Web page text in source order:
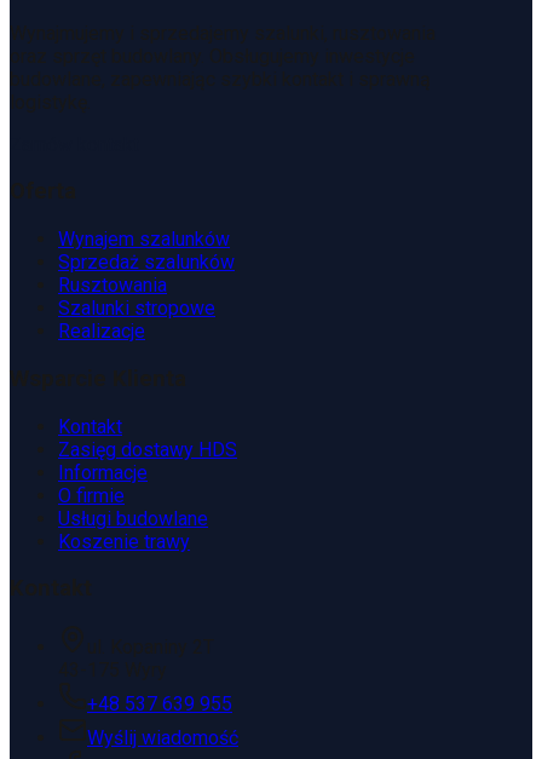
Wynajem szalunków
Sprzedaż szalunków
Rusztowania
Szalunki stropowe
Realizacje
Kontakt
Zasięg dostawy HDS
Informacje
O firmie
Usługi budowlane
Koszenie trawy
+48 537 639 955
Wyślij wiadomość